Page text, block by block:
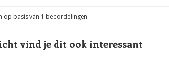
op basis van 1 beoordelingen
vind je dit ook interessant